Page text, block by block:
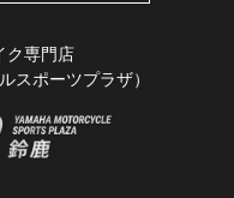
ク専門店
スポーツプラザ）